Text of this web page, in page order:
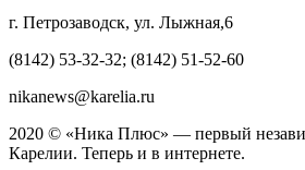
г. Петрозаводск, ул. Лыжная,6
(8142) 53-32-32; (8142) 51-52-60
nikanews@karelia.ru
2020 © «Ника Плюс» — первый
Карелии. Теперь и в интернете.